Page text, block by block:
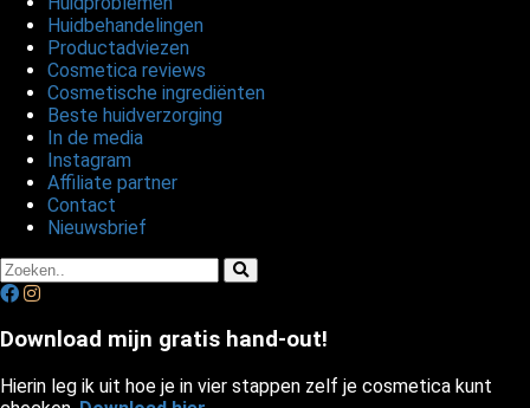
Huidbehandelingen
Productadviezen
Cosmetica reviews
Cosmetische ingrediënten
Beste huidverzorging
In de media
Instagram
Affiliate partner
Contact
Nieuwsbrief
Download mijn gratis hand-out!
Hierin leg ik uit hoe je in vier stappen zelf je cosmetica kunt